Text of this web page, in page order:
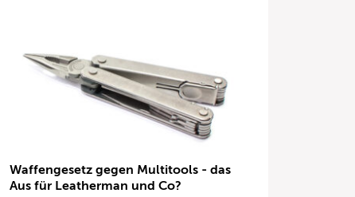
Waffengesetz gegen Multitools - das
Aus für Leatherman und Co?